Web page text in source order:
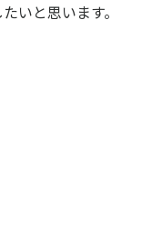
いと思います。